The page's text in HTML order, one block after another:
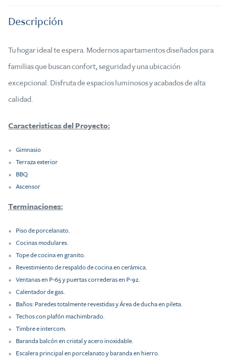
Descripción
Tu hogar ideal te espera. Modernos apartamentos diseñados para
familias que buscan confort, seguridad y una ubicación
excepcional. Disfruta de espacios luminosos y acabados de alta
calidad.
Caracteristicas del Proyecto:
Gimnasio
Terraza exterior
BBQ
Ascensor
Terminaciones:
Piso de porcelanato.
Cocinas modulares.
Tope de cocina en granito.
Revestimiento de respaldo de cocina en cerámica.
Ventanas en P-65 y puertas correderas en P-92.
Calentador de gas.
Baños: Paredes totalmente revestidas y Área de ducha en pileta.
Techos con plafón machimbrado.
Timbre e intercom.
Baranda balcón en cristal y acero inoxidable.
Escalera principal en porcelanato y baranda en hierro.